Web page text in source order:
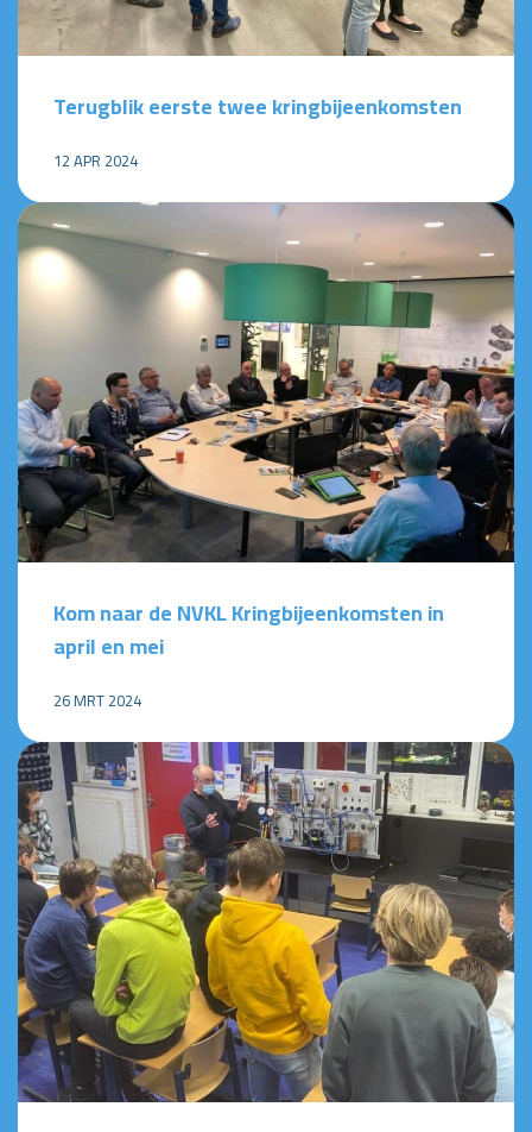
Terugblik eerste twee kringbijeenkomsten
12 APR 2024
Kom naar de NVKL Kringbijeenkomsten in
april en mei
26 MRT 2024